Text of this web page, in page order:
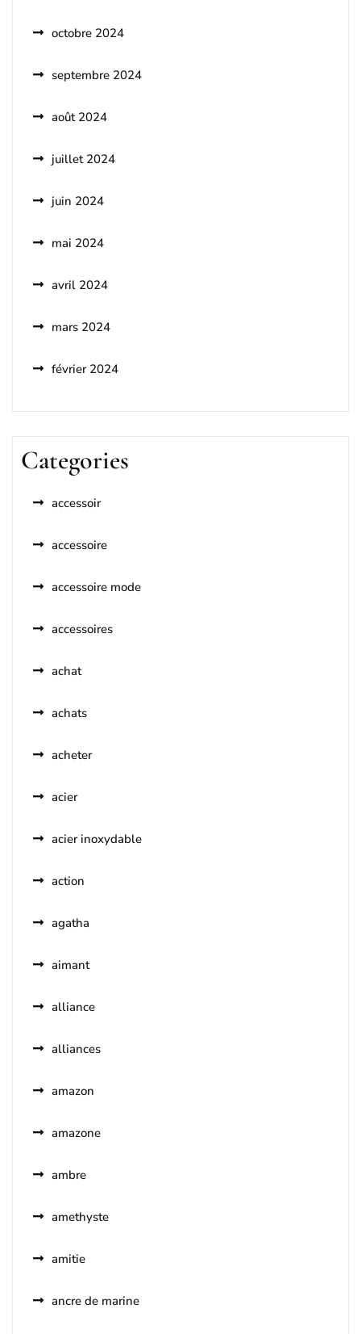
octobre 2024
septembre 2024
août 2024
juillet 2024
juin 2024
mai 2024
avril 2024
mars 2024
février 2024
Categories
accessoir
accessoire
accessoire mode
accessoires
achat
achats
acheter
acier
acier inoxydable
action
agatha
aimant
alliance
alliances
amazon
amazone
ambre
amethyste
amitie
ancre de marine